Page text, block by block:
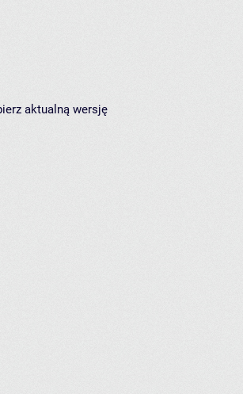
aktualną wersję